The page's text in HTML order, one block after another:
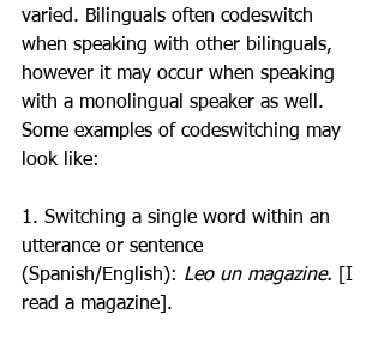
varied. Bilinguals often codeswitch
when speaking with other bilinguals,
however it may occur when speaking
with a monolingual speaker as well.
Some examples of codeswitching may
look like:
1. Switching a single word within an
utterance or sentence
(Spanish/English): Leo un magazine. [I
read a magazine].